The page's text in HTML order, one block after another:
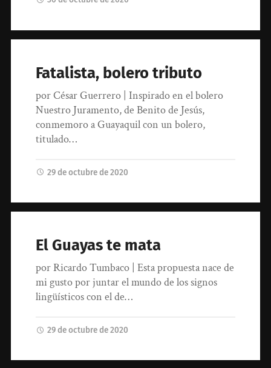
Fatalista, bolero tributo
por César Guerrero | Inspirado en el bolero
Nuestro Juramento, de Benito de Jesús,
conmemoro a Guayaquil con un bolero,
titulado…
29 de octubre de 2020
El Guayas te mata
por Ricardo Tumbaco | Esta propuesta nace de
mi gusto por juntar el mundo de los signos
lingüísticos con el de…
29 de octubre de 2020